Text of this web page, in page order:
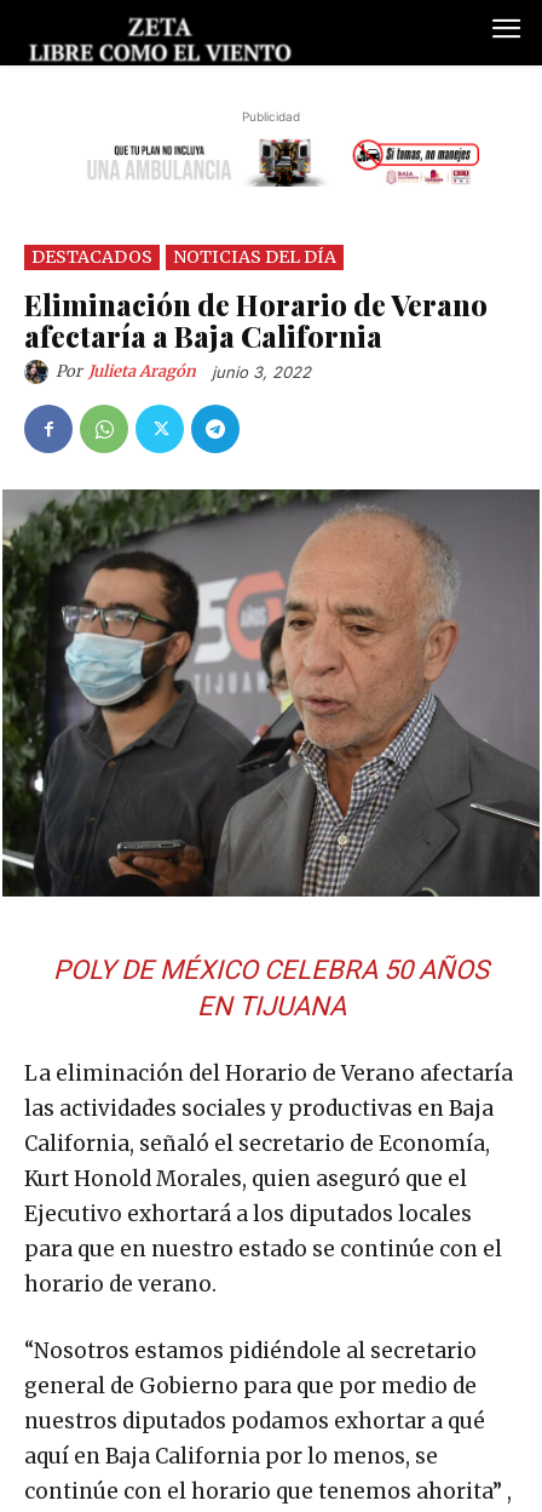
Publicidad
DESTACADOS NOTICIAS DEL DÍA
Eliminación de Horario de Verano
afectaría a Baja California
Por Julieta Aragón junio 3, 2022
POLY DE MÉXICO CELEBRA 50 AÑOS
EN TIJUANA
La eliminación del Horario de Verano afectaría
las actividades sociales y productivas en Baja
California, señaló el secretario de Economía,
Kurt Honold Morales, quien aseguró que el
Ejecutivo exhortará a los diputados locales
para que en nuestro estado se continúe con el
horario de verano.
“Nosotros estamos pidiéndole al secretario
general de Gobierno para que por medio de
nuestros diputados podamos exhortar a qué
aquí en Baja California por lo menos, se
continúe con el horario que tenemos ahorita” ,